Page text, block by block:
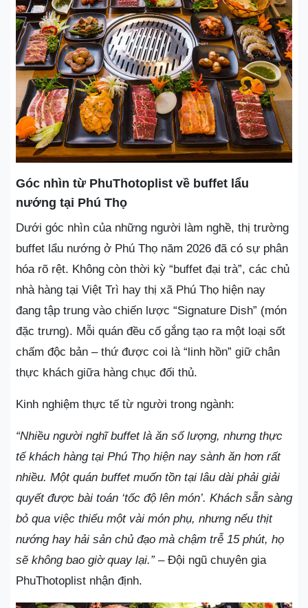
Góc nhìn từ PhuThotoplist về buffet lẩu
nướng tại Phú Thọ
Dưới góc nhìn của những người làm nghề, thị trường
buffet lẩu nướng ở Phú Thọ năm 2026 đã có sự phân
hóa rõ rệt. Không còn thời kỳ “buffet đại trà”, các chủ
nhà hàng tại Việt Trì hay thị xã Phú Thọ hiện nay
đang tập trung vào chiến lược “Signature Dish” (món
đặc trưng). Mỗi quán đều cố gắng tạo ra một loại sốt
chấm độc bản – thứ được coi là “linh hồn” giữ chân
thực khách giữa hàng chục đối thủ.
Kinh nghiệm thực tế từ người trong ngành:
“Nhiều người nghĩ buffet là ăn số lượng, nhưng thực
tế khách hàng tại Phú Thọ hiện nay sành ăn hơn rất
nhiều. Một quán buffet muốn tồn tại lâu dài phải giải
quyết được bài toán ‘tốc độ lên món’. Khách sẵn sàng
bỏ qua việc thiếu một vài món phụ, nhưng nếu thịt
nướng hay hải sản chủ đạo mà chậm trễ 15 phút, họ
sẽ không bao giờ quay lại.”– Đội ngũ chuyên gia
PhuThotoplist nhận định.